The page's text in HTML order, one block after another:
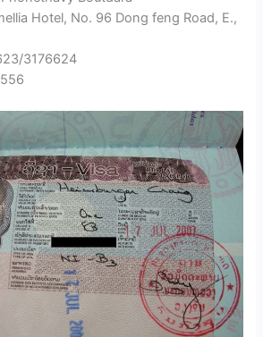
Hotel, No. 96 Dong feng Road, E.,
3176624